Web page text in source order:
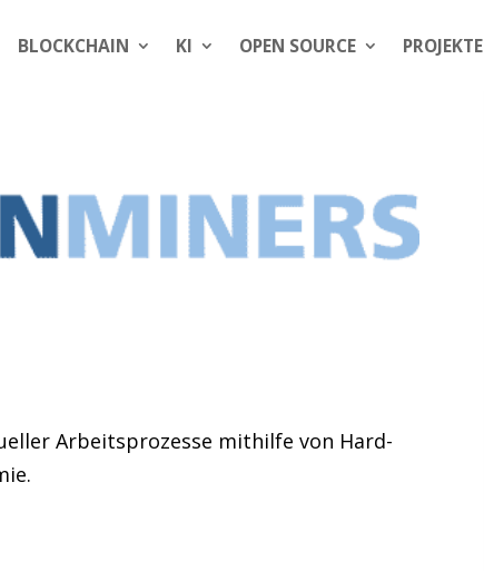
BLOCKCHAIN KI OPEN SOURCE PROJEKTE
Arbeitsprozesse mithilfe von Hard-